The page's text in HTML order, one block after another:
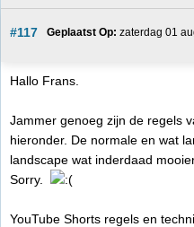
#117 Geplaatst Op: zaterdag 01
Hallo Frans.
Jammer genoeg zijn de regels
hieronder. De normale en wat
landscape wat inderdaad
Sorry.
YouTube Shorts regels en